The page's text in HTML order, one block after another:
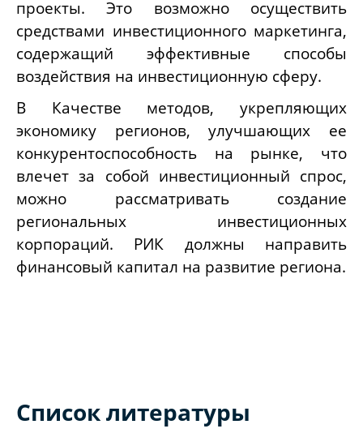
проекты. Это возможно осуществить
средствами инвестиционного маркетинга,
содержащий эффективные способы
воздействия на инвестиционную сферу.
В Качестве методов, укрепляющих
экономику регионов, улучшающих ее
конкурентоспособность на рынке, что
влечет за собой инвестиционный спрос,
можно рассматривать создание
региональных инвестиционных
корпораций. РИК должны направить
финансовый капитал на развитие региона.
Список литературы